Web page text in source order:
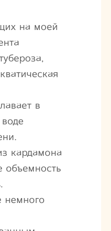
на моей
в
кардамона
объемность
немного